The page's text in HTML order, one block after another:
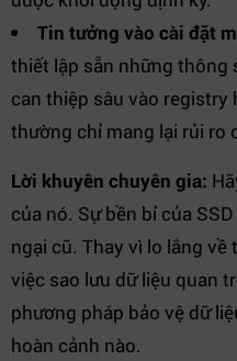
Tin tưởng vào cài đặt
thiết lập sẵn những thông
can thiệp sâu vào
thường chỉ mang lại rủi ro
Lời khuyên chuyên gia:
của nó. Sự bền bỉ của
ngại cũ. Thay vì lo lắng
việc sao lưu dữ liệu quan
phương pháp bảo vệ dữ
hoàn cảnh nào.